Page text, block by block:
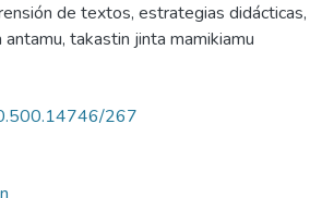
de textos, estrategias didácticas,
antamu, takastin jinta mamikiamu
267